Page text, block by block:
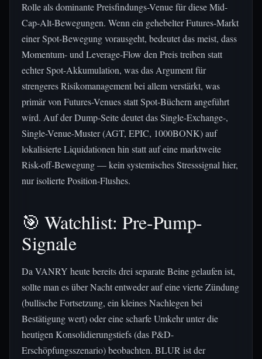
Rolle als dominante Preisfindungs-Venue für diese Mid-
Cap-Alt-Bewegungen. Wenn ein gehebelter Futures-Markt
einer Spot-Bewegung vorausgeht, bedeutet das meist, dass
Momentum- und Leverage-Flow den Preis treiben statt
echter Spot-Akkumulation, was das Argument für
strengeres Risikomanagement bei allem verstärkt, was
primär von Futures-Venues statt Spot-Büchern angeführt
wird. Auf der Dump-Seite deutet das Single-Exchange-,
Single-Venue-Muster (AGT, EPIC, 1000BONK) auf
lokalisierte Liquidationen hin statt auf eine marktweite
Risk-off-Bewegung — kein systemisches Stresssignal hier,
nur isolierte Position-Flushes.
🎯 Watchlist: Pre-Pump-
Signale
Da VANRY heute bereits drei separate Beine gelaufen ist,
sollte man es über Nacht entweder auf eine vierte Zündung
(bullische Fortsetzung, ein kleines Nachlegen bei
Bestätigung wert) oder eine scharfe Umkehr unter die
heutigen Konsolidierungstiefs (das P&D-
Erschöpfungsszenario) beobachten. BLUR ist der